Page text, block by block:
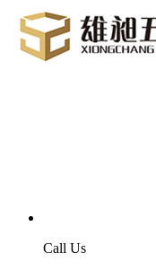
Call Us